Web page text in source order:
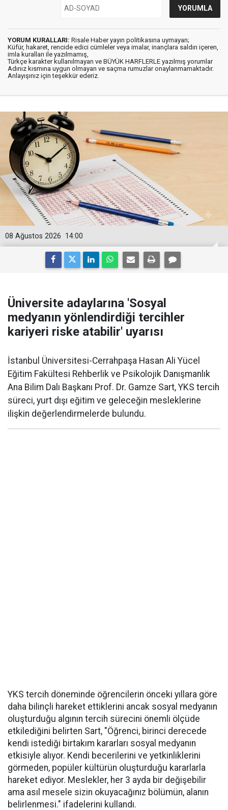
YORUM KURALLARI: Risale Haber yayın politikasına uymayan;
Küfür, hakaret, rencide edici cümleler veya imalar, inançlara saldırı içeren,
imla kuralları ile yazılmamış,
Türkçe karakter kullanılmayan ve BÜYÜK HARFLERLE yazılmış yorumlar
Adınız kısmına uygun olmayan ve saçma rumuzlar onaylanmamaktadır.
Anlayışınız için teşekkür ederiz.
14:00
08 Ağustos 2026
Üniversite adaylarına 'Sosyal
medyanın yönlendirdiği tercihler
kariyeri riske atabilir' uyarısı
İstanbul Üniversitesi-Cerrahpaşa Hasan Ali Yücel
Eğitim Fakültesi Rehberlik ve Psikolojik Danışmanlık
Ana Bilim Dalı Başkanı Prof. Dr. Gamze Sart, YKS tercih
süreci, yurt dışı eğitim ve geleceğin mesleklerine
ilişkin değerlendirmelerde bulundu.
YKS tercih döneminde öğrencilerin önceki yıllara göre
daha bilinçli hareket ettiklerini ancak sosyal medyanın
oluşturduğu algının tercih sürecini önemli ölçüde
etkilediğini belirten Sart, "Öğrenci, birinci derecede
kendi istediği birtakım kararları sosyal medyanın
etkisiyle alıyor. Kendi becerilerini ve yetkinliklerini
görmeden, popüler kültürün oluşturduğu kararlarla
hareket ediyor. Meslekler, her 3 ayda bir değişebilir
ama asıl mesele sizin okuyacağınız bölümün, alanın
belirlenmesi." ifadelerini kullandı.